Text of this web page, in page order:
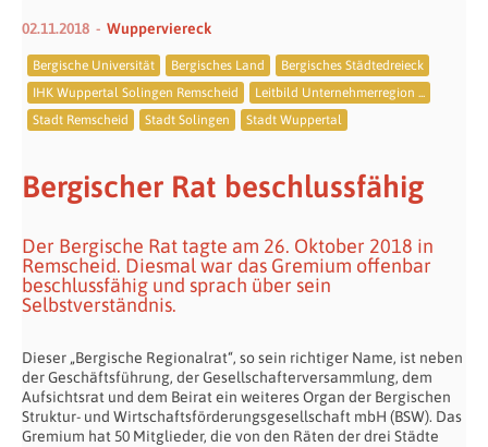
02.11.2018 Wupperviereck
Bergische Universität Bergisches Land
Bergisches Städtedreieck
IHK Wuppertal Solingen Remscheid
Leitbild Unternehmerregion ...
Stadt Remscheid
Stadt Solingen Stadt Wuppertal
Bergischer Rat beschlussfähig
Der Bergische Rat tagte am 26. Oktober 2018 in
Remscheid. Diesmal war das Gremium offenbar
beschlussfähig und sprach über sein
Selbstverständnis.
Dieser „Bergische Regionalrat“, so sein richtiger Name, ist neben
der Geschäftsführung, der Gesellschafterversammlung, dem
Aufsichtsrat und dem Beirat ein weiteres Organ der Bergischen
Struktur- und Wirtschaftsförderungsgesellschaft mbH (BSW). Das
Gremium hat 50 Mitglieder, die von den Räten der drei Städte